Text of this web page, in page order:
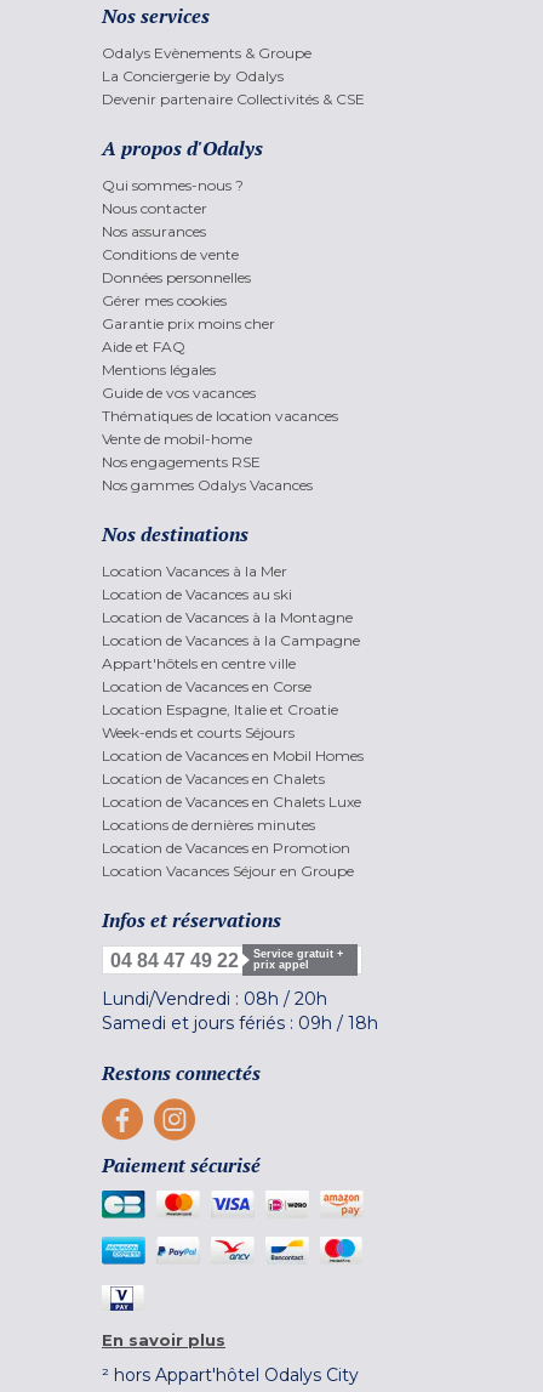
Nos services
Odalys Evènements & Groupe
La Conciergerie by Odalys
Devenir partenaire Collectivités & CSE
A propos d'Odalys
Qui sommes-nous ?
Nous contacter
Nos assurances
Conditions de vente
Données personnelles
Gérer mes cookies
Garantie prix moins cher
Aide et FAQ
Mentions légales
Guide de vos vacances
Thématiques de location vacances
Vente de mobil-home
Nos engagements RSE
Nos gammes Odalys Vacances
Nos destinations
Location Vacances à la Mer
Location de Vacances au ski
Location de Vacances à la Montagne
Location de Vacances à la Campagne
Appart'hôtels en centre ville
Location de Vacances en Corse
Location Espagne, Italie et Croatie
Week-ends et courts Séjours
Location de Vacances en Mobil Homes
Location de Vacances en Chalets
Location de Vacances en Chalets Luxe
Locations de dernières minutes
Location de Vacances en Promotion
Location Vacances Séjour en Groupe
Infos et réservations
04 84 47 49 22
Service gratuit +
prix appel
Lundi/Vendredi : 08h / 20h
Samedi et jours fériés : 09h / 18h
Restons connectés
Paiement sécurisé
En savoir plus
² hors Appart'hôtel Odalys City